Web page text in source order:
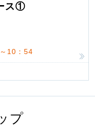
ス①
10：54
プ